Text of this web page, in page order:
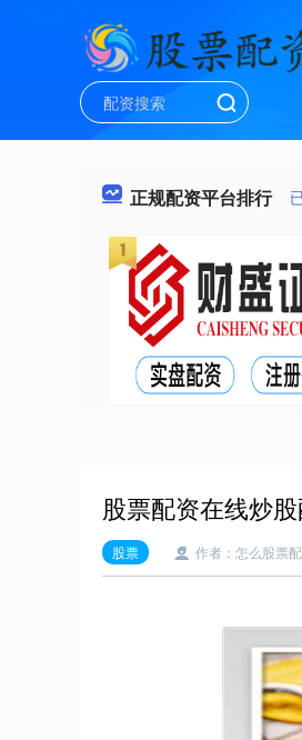
正规配资平台排行
股票配资在线炒
股票 作者：怎么股票